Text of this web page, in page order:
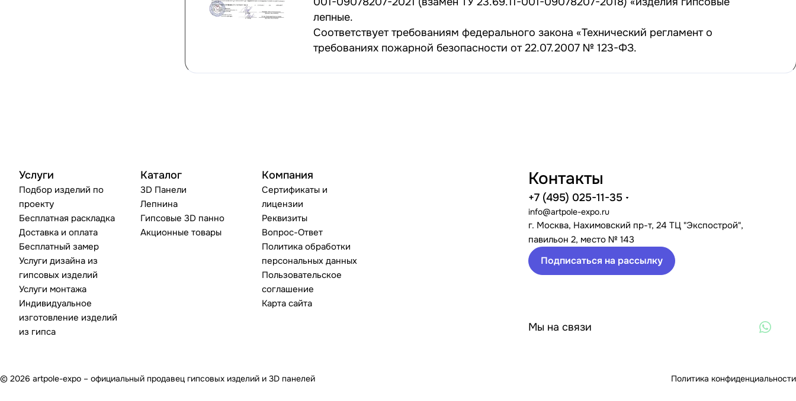
лепные.
Соответствует требованиям федерального закона «Технический регламент о
требованиях пожарной безопасности от 22.07.2007 № 123-ФЗ.
Услуги
Подбор изделий по
проекту
Бесплатная раскладка
Доставка и оплата
Бесплатный замер
Услуги дизайна из
гипсовых изделий
Услуги монтажа
Индивидуальное
изготовление изделий
из гипса
Каталог
3D Панели
Лепнина
Гипсовые 3D панно
Акционные товары
Компания
Сертификаты и
лицензии
Реквизиты
Вопрос-Ответ
Политика обработки
персональных данных
Пользовательское
соглашение
Карта сайта
Контакты
+7 (495) 025-11-35
info@artpole-expo.ru
г. Москва, Нахимовский пр-т, 24 ТЦ "Экспострой",
павильон 2, место № 143
Подписаться на рассылку
Мы на связи
© 2026 artpole-expo – официальный продавец гипсовых изделий и 3D панелей Политика конфиденциальности